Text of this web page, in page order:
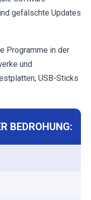
gefälschte Updates
Programme in der
und
USB-Sticks
BEDROHUNG: